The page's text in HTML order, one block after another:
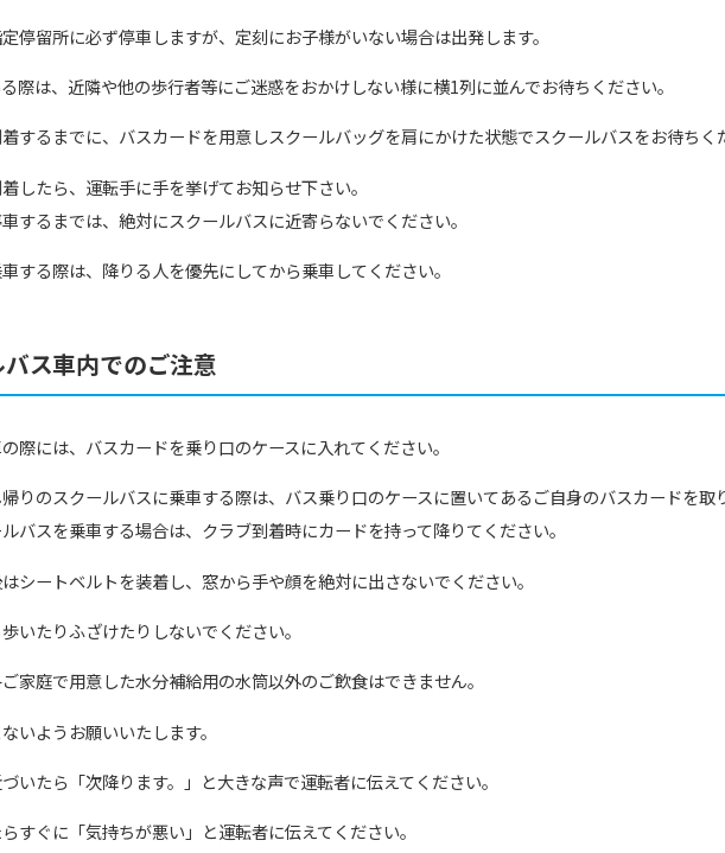
停留所に必ず停車しますが、定刻にお子様がいない場合は出発します。
際は、近隣や他の歩行者等にご迷惑をおかけしない様に横1列に並んでお待ちください。
するまでに、バスカードを用意しスクールバッグを肩にかけた状態でスクールバスをお待ちく
したら、運転手に手を挙げてお知らせ下さい。
するまでは、絶対にスクールバスに近寄らないでください。
する際は、降りる人を優先にしてから乗車してください。
ス車内でのご注意
際には、バスカードを乗り口のケースに入れてください。
りのスクールバスに乗車する際は、バス乗り口のケースに置いてあるご自身のバスカードを取
バスを乗車する場合は、クラブ到着時にカードを持って降りてください。
シートベルトを装着し、窓から手や顔を絶対に出さないでください。
いたりふざけたりしないでください。
家庭で用意した水分補給用の水筒以外のご飲食はできません。
いようお願いいたします。
いたら「次降ります。」と大きな声で運転者に伝えてください。
すぐに「気持ちが悪い」と運転者に伝えてください。